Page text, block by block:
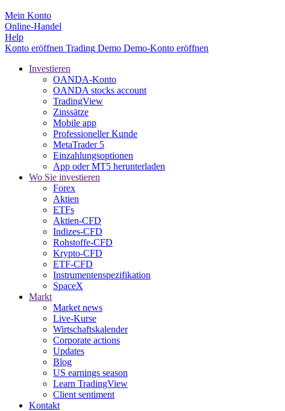
Mein Konto
Online-Handel
Help
Konto eröffnen Trading Demo Demo-Konto eröffnen
Investieren
OANDA-Konto
OANDA stocks account
TradingView
Zinssätze
Mobile app
Professioneller Kunde
MetaTrader 5
Einzahlungsoptionen
App oder MT5 herunterladen
Wo Sie investieren
Forex
Aktien
ETFs
Aktien-CFD
Indizes-CFD
Rohstoffe-CFD
Krypto-CFD
ETF-CFD
Instrumentenspezifikation
SpaceX
Markt
Market news
Live-Kurse
Wirtschaftskalender
Corporate actions
Updates
Blog
US earnings season
Learn TradingView
Client sentiment
Kontakt